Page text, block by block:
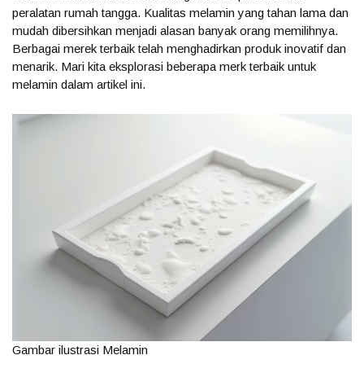
peralatan rumah tangga. Kualitas melamin yang tahan lama dan
mudah dibersihkan menjadi alasan banyak orang memilihnya.
Berbagai merek terbaik telah menghadirkan produk inovatif dan
menarik. Mari kita eksplorasi beberapa merk terbaik untuk
melamin dalam artikel ini.
Gambar ilustrasi Melamin